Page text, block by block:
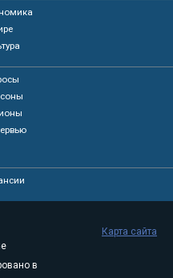
в
Карта сайта